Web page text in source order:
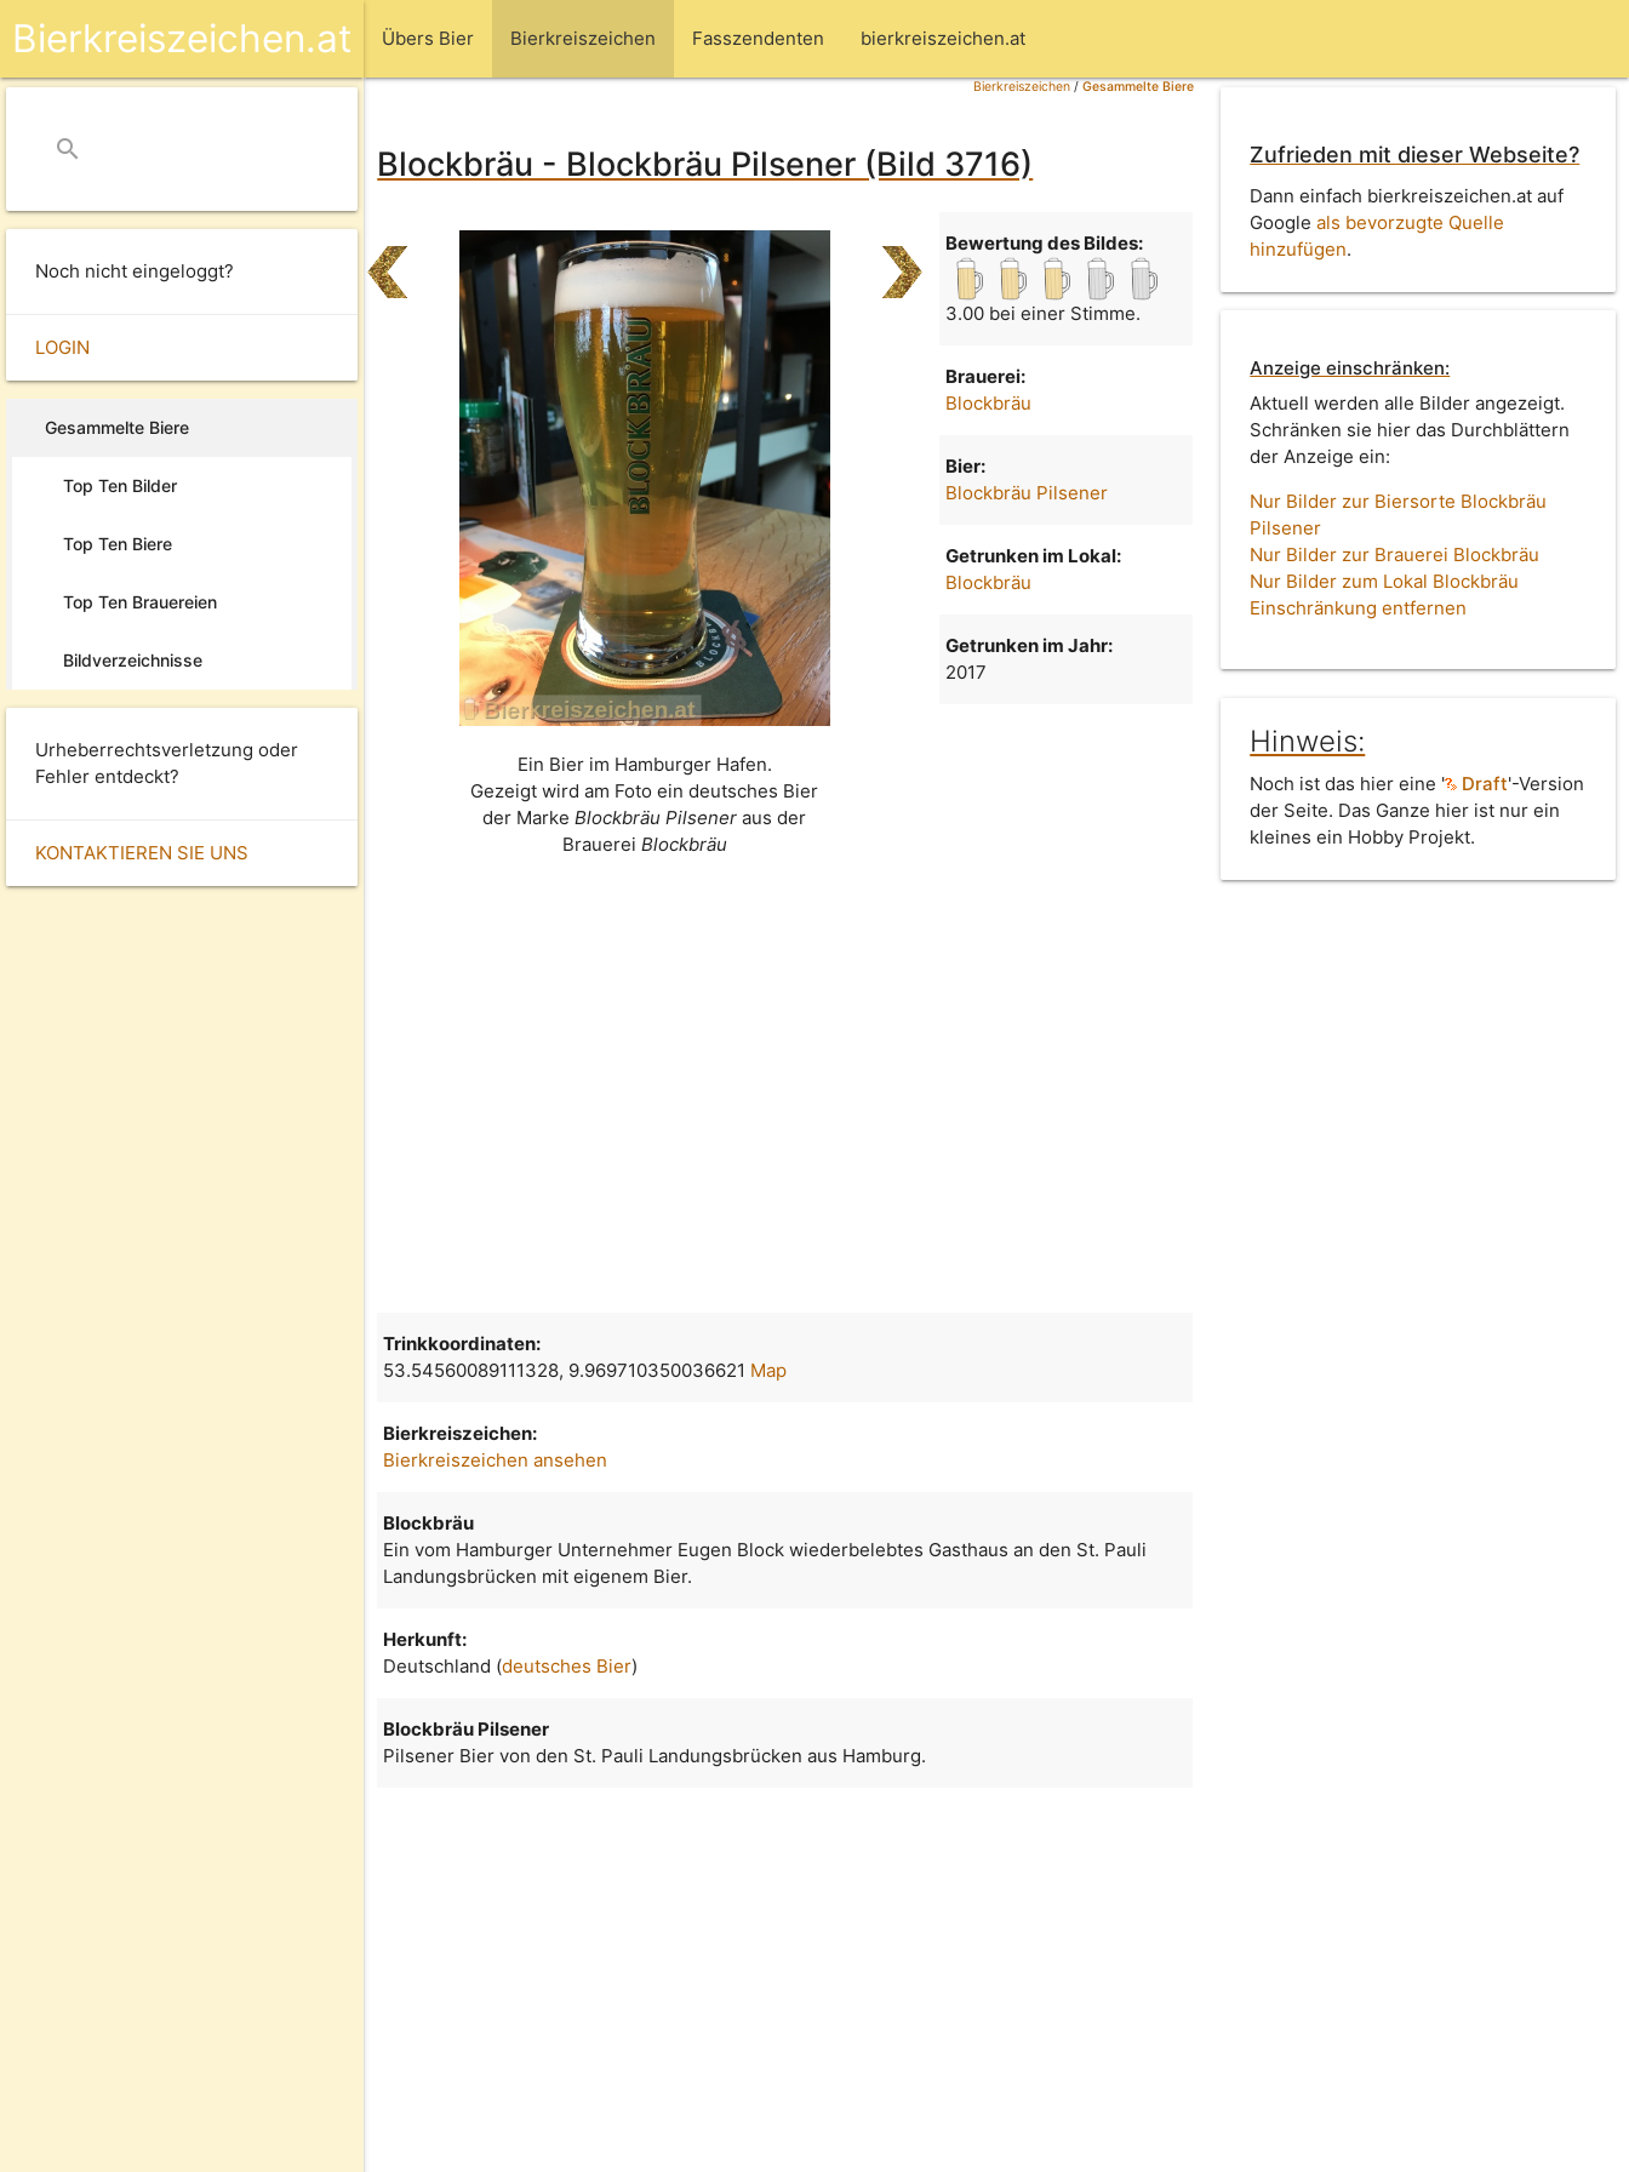
Übers Bier Bierkreiszeichen Fasszendenten bierkreiszeichen.at
Bierkreiszeichen.at
search
Noch nicht eingeloggt?
LOGIN
Gesammelte Biere
Top Ten Bilder
Top Ten Biere
Top Ten Brauereien
Bildverzeichnisse
Urheberrechtsverletzung oder
Fehler entdeckt?
KONTAKTIEREN SIE UNS
Bierkreiszeichen/Gesammelte Biere
Blockbräu - Blockbräu Pilsener (Bild 3716)
Ein Bier im Hamburger Hafen.
Gezeigt wird am Foto ein deutsches Bier
der MarkeBlockbräu Pilsener aus der
Brauerei Blockbräu
Bewertung des Bildes:
3.00 bei einer Stimme.
Brauerei:
Blockbräu
Bier:
Blockbräu Pilsener
Getrunken im Lokal:
Blockbräu
Getrunken im Jahr:
2017
Zufrieden mit dieser Webseite?
Dann einfach bierkreiszeichen.at auf
Googleals bevorzugte Quelle
hinzufügen.
Anzeige einschränken:
Aktuell werden alle Bilder angezeigt.
Schränken sie hier das Durchblättern
der Anzeige ein:
Nur Bilder zur Biersorte Blockbräu
Pilsener
Nur Bilder zur Brauerei Blockbräu
Nur Bilder zum Lokal Blockbräu
Einschränkung entfernen
Hinweis:
Noch ist das hier eine ' Draft'-Version
der Seite. Das Ganze hier ist nur ein
kleines ein Hobby Projekt.
Trinkkoordinaten:
53.54560089111328, 9.969710350036621 Map
Bierkreiszeichen:
Bierkreiszeichen ansehen
Blockbräu
Ein vom Hamburger Unternehmer Eugen Block wiederbelebtes Gasthaus an den St. Pauli
Landungsbrücken mit eigenem Bier.
Herkunft:
Deutschland (deutsches Bier)
Blockbräu Pilsener
Pilsener Bier von den St. Pauli Landungsbrücken aus Hamburg.